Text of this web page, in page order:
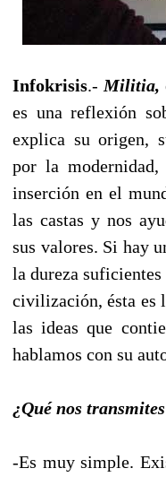
Infokrisis.- Militia,
es una reflexión
explica su origen,
por la
inserción en el
las castas y nos
sus valores. Si hay
la dureza
civilización, ésta es
las ideas que
hablamos con su
¿Qué nos
-Es muy simple.